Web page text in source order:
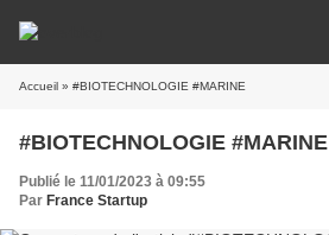
Accueil » #BIOTECHNOLOGIE #MARINE
#BIOTECHNOLOGIE #MARINE
Publié le 11/01/2023 à 09:55
Par France Startup